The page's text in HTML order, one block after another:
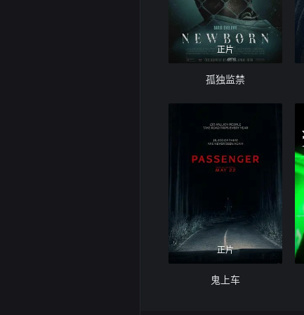
正片
孤独监禁
正片
鬼上车